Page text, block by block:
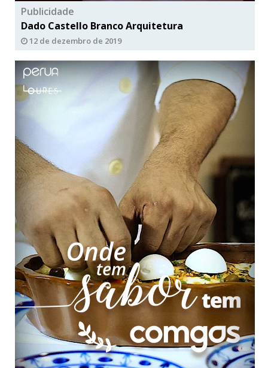
Publicidade
Dado Castello Branco Arquitetura
12 de dezembro de 2019